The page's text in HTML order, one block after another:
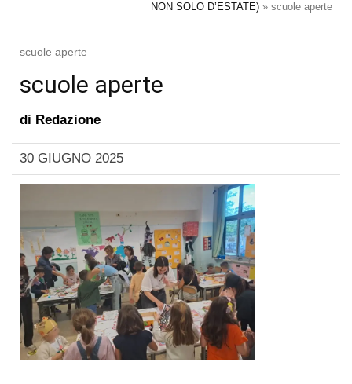
NON SOLO D’ESTATE) » scuole aperte
scuole aperte
scuole aperte
di Redazione
30 GIUGNO 2025